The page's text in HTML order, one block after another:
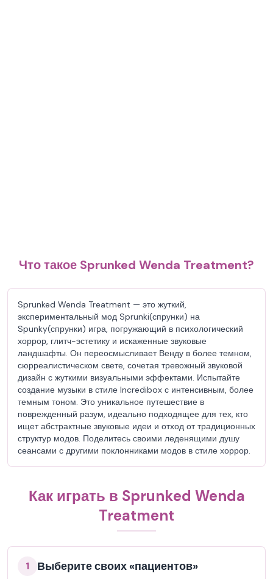
Что такое Sprunked Wenda Treatment?
Sprunked Wenda Treatment — это жуткий,
экспериментальный мод Sprunki(спрунки) на
Spunky(спрунки) игра, погружающий в психологический
хоррор, глитч-эстетику и искаженные звуковые
ландшафты. Он переосмысливает Венду в более темном,
сюрреалистическом свете, сочетая тревожный звуковой
дизайн с жуткими визуальными эффектами. Испытайте
создание музыки в стиле Incredibox с интенсивным, более
темным тоном. Это уникальное путешествие в
поврежденный разум, идеально подходящее для тех, кто
ищет абстрактные звуковые идеи и отход от традиционных
структур модов. Поделитесь своими леденящими душу
сеансами с другими поклонниками модов в стиле хоррор.
Как играть в Sprunked Wenda
Treatment
1 Выберите своих «пациентов»